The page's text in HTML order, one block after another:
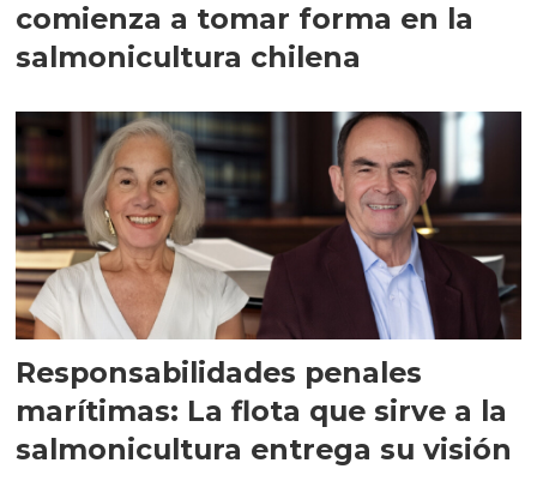
comienza a tomar forma en la
salmonicultura chilena
Responsabilidades penales
marítimas: La flota que sirve a la
salmonicultura entrega su visión